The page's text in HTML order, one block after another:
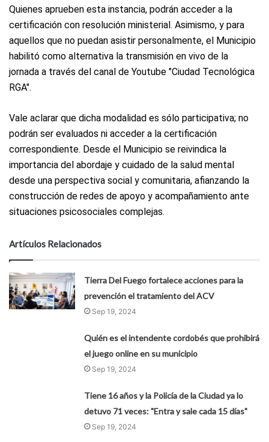
Quienes aprueben esta instancia, podrán acceder a la
certificación con resolución ministerial. Asimismo, y para
aquellos que no puedan asistir personalmente, el Municipio
habilitó como alternativa la transmisión en vivo de la
jornada a través del canal de Youtube "Ciudad Tecnológica
RGA".
Vale aclarar que dicha modalidad es sólo participativa; no
podrán ser evaluados ni acceder a la certificación
correspondiente. Desde el Municipio se reivindica la
importancia del abordaje y cuidado de la salud mental
desde una perspectiva social y comunitaria, afianzando la
construcción de redes de apoyo y acompañamiento ante
situaciones psicosociales complejas.
Artículos Relacionados
Tierra Del Fuego fortalece acciones para la
prevención el tratamiento del ACV
Sep 19, 2024
Quién es el intendente cordobés que prohibirá
el juego online en su municipio
Sep 19, 2024
Tiene 16 años y la Policía de la Ciudad ya lo
detuvo 71 veces: "Entra y sale cada 15 días"
Sep 19, 2024